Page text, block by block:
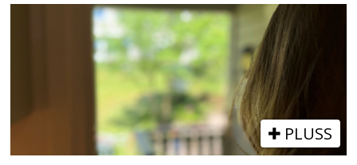
PLUSS